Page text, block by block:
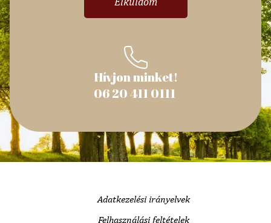
Hívjon minket!
06 20 411 0111
Adatkezelési irányelvek
Felhasználási feltételek